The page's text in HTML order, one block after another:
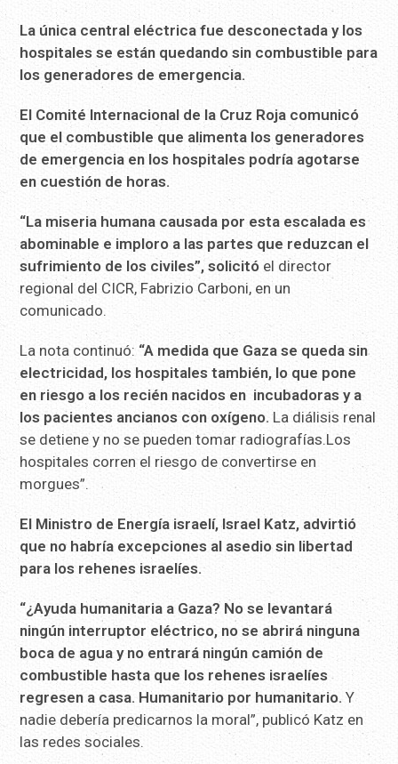
La única central eléctrica fue desconectada y los
hospitales se están quedando sin combustible para
los generadores de emergencia.
El Comité Internacional de la Cruz Roja comunicó
que el combustible que alimenta los generadores
de emergencia en los hospitales podría agotarse
en cuestión de horas.
“La miseria humana causada por esta escalada es
abominable e imploro a las partes que reduzcan el
sufrimiento de los civiles”, solicitó el director
regional del CICR, Fabrizio Carboni, en un
comunicado.
La nota continuó: “A medida que Gaza se queda sin
electricidad, los hospitales también, lo que pone
en riesgo a los recién nacidos en incubadoras y a
los pacientes ancianos con oxígeno. La diálisis renal
se detiene y no se pueden tomar radiografías.Los
hospitales corren el riesgo de convertirse en
morgues”.
El Ministro de Energía israelí, Israel Katz, advirtió
que no habría excepciones al asedio sin libertad
para los rehenes israelíes.
“¿Ayuda humanitaria a Gaza? No se levantará
ningún interruptor eléctrico, no se abrirá ninguna
boca de agua y no entrará ningún camión de
combustible hasta que los rehenes israelíes
regresen a casa. Humanitario por humanitario. Y
nadie debería predicarnos la moral”, publicó Katz en
las redes sociales.